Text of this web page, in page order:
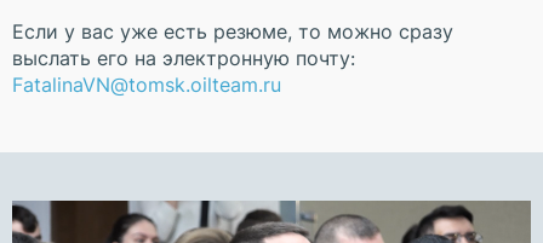
Если у вас уже есть резюме, то можно сразу
выслать его на электронную почту:
FatalinaVN@tomsk.oilteam.ru